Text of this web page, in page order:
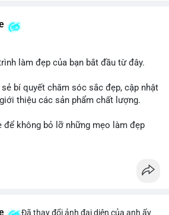
làm đẹp của bạn bắt đầu từ đây.
bí quyết chăm sóc sắc đẹp, cập nhật
thiệu các sản phẩm chất lượng.
để không bỏ lỡ những mẹo làm đẹp
Đã thay đổi ảnh đại diện của anh ấy